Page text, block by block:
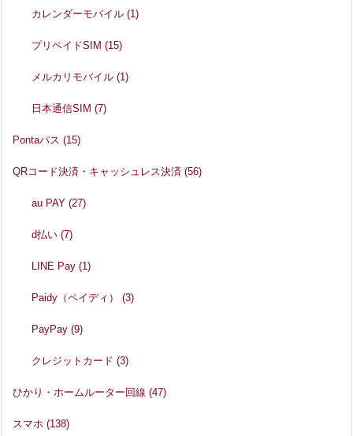
カレンダーモバイル(1)
プリペイドSIM(15)
メルカリモバイル(1)
日本通信SIM(7)
Pontaパス (15)
QRコード決済・キャッシュレス決済 (56)
au PAY(27)
d払い(7)
LINE Pay(1)
Paidy（ペイディ）(3)
PayPay(9)
クレジットカード(3)
ひかり・ホームルーター回線 (47)
スマホ (138)